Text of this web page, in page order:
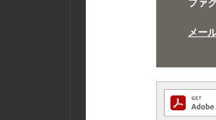
ファ
メー